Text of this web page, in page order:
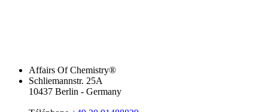
Affairs Of Chemistry®
Schliemannstr. 25A
10437 Berlin - Germany